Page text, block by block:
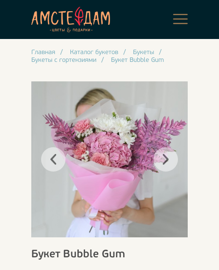
Главная / Каталог букетов / Букеты
/
Букеты с гортензиями
/ Букет Bubble Gum
Букет Bubble Gum